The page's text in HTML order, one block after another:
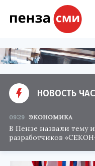
НОВОСТЬ
09:29 ЭКОНОМИКА
В Пензе назвали тему
разработчиков